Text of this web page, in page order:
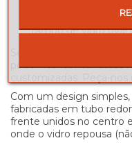
medida de mesa
tampo de vidro oval
Se as medidas não
podemos fabricar
Com um design
fabricadas em tubo
frente unidos no centro
onde o vidro repousa